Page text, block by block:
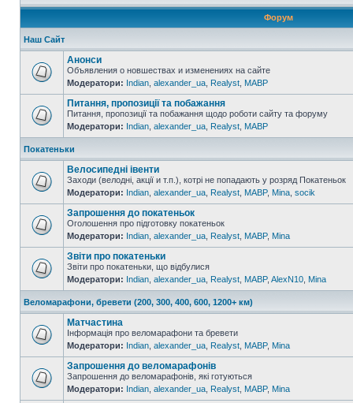
Форум
Наш Сайт
Анонси
Объявления о новшествах и изменениях на сайте
Модератори: Indian alexander_ua Realyst MABP
Питання, пропозиції та побажання
Питання, пропозиції та побажання щодо роботи сайту та форуму
Модератори: Indian alexander_ua Realyst MABP
Покатеньки
Велосипедні івенти
Заходи (велодні, акції и т.п.), котрі не попадають у розряд Покатеньок
Модератори: Indian alexander_ua Realyst MABP, Mina socik
Запрошення до покатеньок
Оголошення про підготовку покатеньок
Модератори: Indian alexander_ua Realyst MABP, Mina
Звіти про покатеньки
Звіти про покатеньки, що відбулися
Модератори: Indian alexander_ua Realyst MABP, AlexN10 Mina
Веломарафони, бревети (200, 300, 400, 600, 1200+ км)
Матчастина
Інформація про веломарафони та бревети
Модератори: Indian alexander_ua Realyst MABP, Mina
Запрошення до веломарафонів
Запрошення до веломарафонів, які готуються
Модератори: Indian alexander_ua Realyst MABP, Mina